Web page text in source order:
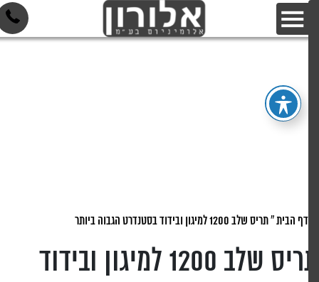
דף הבית»תריס שלב 1200 למיגון ובידוד בסטנדרט הגבוה ביותר
תריס שלב 1200 למיגון ובידוד